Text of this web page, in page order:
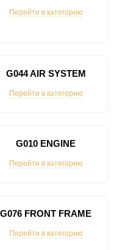
Перейти в категорию
G044 AIR SYSTEM
Перейти в категорию
G010 ENGINE
Перейти в категорию
G076 FRONT FRAME
Перейти в категорию